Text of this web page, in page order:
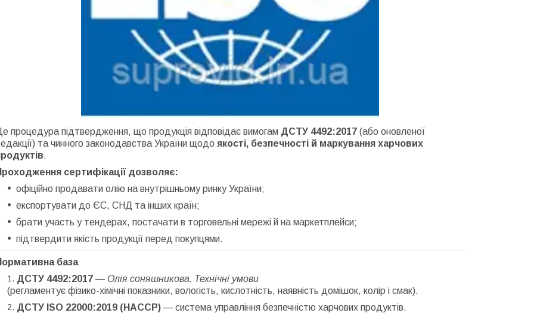
процедура підтвердження, що продукція відповідає вимогам ДСТУ 4492:2017 (або оновленої
та чинного законодавства України щодо якості, безпечності й маркування харчових
.
сертифікації дозволяє:
офіційно продавати олію на внутрішньому ринку України;
експортувати до ЄС, СНД та інших країн;
брати участь у тендерах, постачати в торговельні мережі й на маркетплейси;
підтвердити якість продукції перед покупцями.
база
ДСТУ 4492:2017 — Олія соняшникова. Технічні умови
(регламентує фізико-хімічні показники, вологість, кислотність, наявність домішок, колір і смак).
ДСТУ ISO 22000:2019 (HACCP) — система управління безпечністю харчових продуктів.